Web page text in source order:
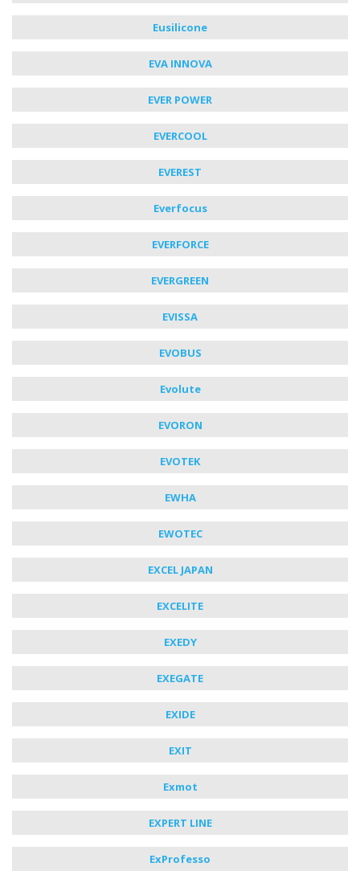
Eusilicone
EVA INNOVA
EVER POWER
EVERCOOL
EVEREST
Everfocus
EVERFORCE
EVERGREEN
EVISSА
EVOBUS
Evolute
EVORON
EVOTEK
EWHA
EWOTEC
EXCEL JAPAN
EXCELITE
EXEDY
EXEGATE
EXIDE
EXIT
Exmot
EXPERT LINE
ExProfesso